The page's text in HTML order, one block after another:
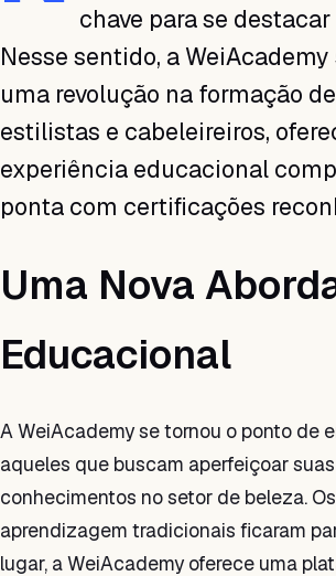
chave para se destacar
Nesse sentido, a
uma revolução na formação
estilistas e cabeleireiros,
experiência educacional
ponta com certificações
Uma Nova
Educacional
A WeiAcademy se tornou o ponto de
aqueles que buscam aperfeiçoar
conhecimentos no setor de beleza.
aprendizagem tradicionais ficaram
lugar, a WeiAcademy oferece uma